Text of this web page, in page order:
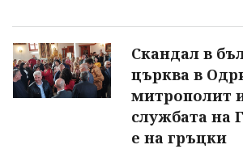
Скандал в
църква в
митрополит
службата на
е на гръцки